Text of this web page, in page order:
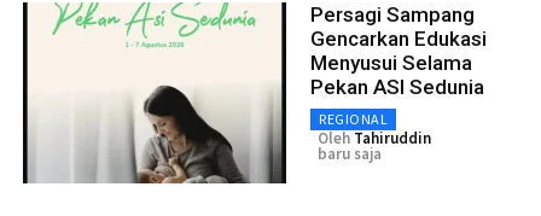
Persagi Sampang
Gencarkan Edukasi
Menyusui Selama
Pekan ASI Sedunia
REGIONAL
Oleh Tahiruddin
baru saja